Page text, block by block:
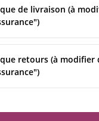
de livraison (à
retours (à modifier